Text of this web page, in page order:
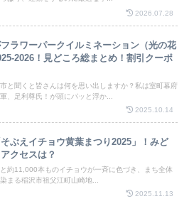
2026.07.28
ラワーパークイルミネーション（光の花
！見どころ総まとめ！割引クーポ
と聞くと皆さんは何を思い出しますか？私は室町幕府
、足利尊氏！が頭にパッと浮か...
2025.10.14
ぶえイチョウ黄葉まつり2025」！みど
クセスは？
約11,000本ものイチョウが一斉に色づき、まち全体
まる稲沢市祖父江町山崎地...
2025.11.13